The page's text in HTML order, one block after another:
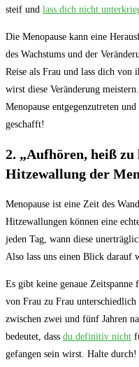
steif und lass dich‍ nicht
Die ⁤Menopause kann eine
des Wachstums ​und der
Reise als ​Frau und⁣ lass dich
wirst diese Veränderung
Menopause entgegenzutreten
geschafft!
2. „Aufhören, ‌heiß
Hitzewallung ‌der
Menopause ist ‌eine Zeit ⁢des
Hitzewallungen können eine
jeden ​Tag,‍ wann diese
Also​ lass uns ‌einen Blick​ darauf
Es gibt keine ​genaue Zeitspanne
⁢von Frau zu Frau
zwischen zwei ​und ⁤fünf Jahren
bedeutet,​ dass du⁢ definitiv nicht
gefangen sein ⁢wirst.​ Halte durch!